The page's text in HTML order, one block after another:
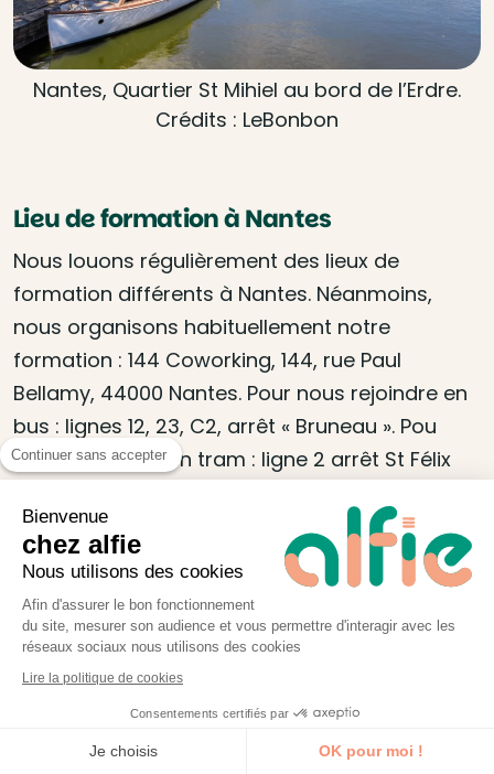
Nantes, Quartier St Mihiel au bord de l’Erdre.
Crédits : LeBonbon
Lieu de formation à Nantes
Nous louons régulièrement des lieux de
formation différents à Nantes. Néanmoins,
nous organisons habituellement notre
formation : 144 Coworking, 144, rue Paul
Bellamy, 44000 Nantes. Pour nous rejoindre en
bus : lignes 12, 23, C2, arrêt « Bruneau ». Pou
rnous rejoindre en tram : ligne 2 arrêt St Félix
Venir à Nantes
En avion : l’aéroport Nantes Atlantique se situe
à 20 minutes en voiture ou taxi. Une navette à 7
€ vous dépose en centre-ville (station
Commerce)
En train :la gare de Nantes dispose de deux
Continuer sans accepter
Bienvenue
chez alfie
Nous utilisons des cookies
Afin d'assurer le bon fonctionnement
du site, mesurer son audience et vous permettre d'interagir avec les
réseaux sociaux nous utilisons des cookies
Lire la politique de cookies
Consentements certifiés par
Je choisis OK pour moi !